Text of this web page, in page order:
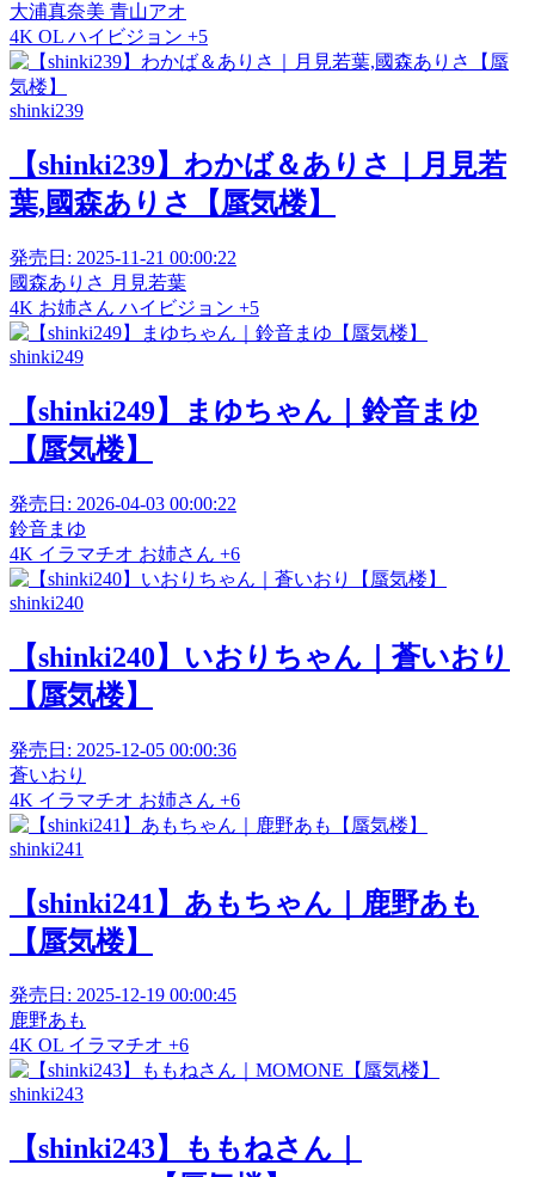
大浦真奈美 青山アオ
4K OL ハイビジョン +5
shinki239
【shinki239】わかば＆ありさ｜月見若
葉,國森ありさ【蜃気楼】
発売日: 2025-11-21 00:00:22
國森ありさ 月見若葉
4K お姉さん ハイビジョン +5
shinki249
【shinki249】まゆちゃん｜鈴音まゆ
【蜃気楼】
発売日: 2026-04-03 00:00:22
鈴音まゆ
4K イラマチオ お姉さん +6
shinki240
【shinki240】いおりちゃん｜蒼いおり
【蜃気楼】
発売日: 2025-12-05 00:00:36
蒼いおり
4K イラマチオ お姉さん +6
shinki241
【shinki241】あもちゃん｜鹿野あも
【蜃気楼】
発売日: 2025-12-19 00:00:45
鹿野あも
4K OL イラマチオ +6
shinki243
【shinki243】ももねさん｜